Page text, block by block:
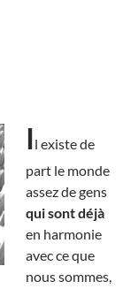
Il existe de
part le monde
assez de gens
qui sont déjà
en harmonie
avec ce que
nous sommes,